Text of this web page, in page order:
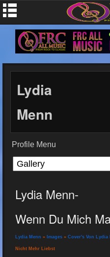
Lydia
Menn
Profile Menu
Lydia Menn-
Wenn Du Mich
Lydia Menn » Images » Cover's Von Lydia
Nicht Mehr Liebst